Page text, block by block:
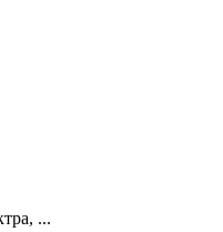
...